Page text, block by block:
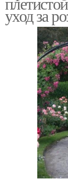
уход за